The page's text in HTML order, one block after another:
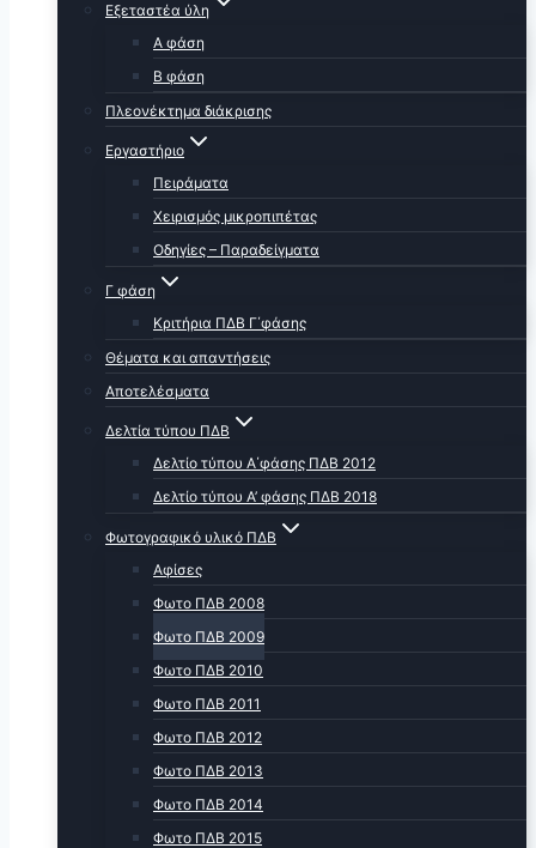
Εξεταστέα ύλη
Α φάση
Β φάση
Πλεονέκτημα διάκρισης
Εργαστήριο
Πειράματα
Χειρισμός μικροπιπέτας
Οδηγίες – Παραδείγματα
Γ φάση
Κριτήρια ΠΔΒ Γ΄φάσης
Θέματα και απαντήσεις
Αποτελέσματα
Δελτία τύπου ΠΔΒ
Δελτίο τύπου Α΄φάσης ΠΔΒ 2012
Δελτίο τύπου Α’ φάσης ΠΔΒ 2018
Φωτογραφικό υλικό ΠΔΒ
Αφίσες
Φωτο ΠΔΒ 2008
Φωτο ΠΔΒ 2009
Φωτο ΠΔΒ 2010
Φωτο ΠΔΒ 2011
Φωτο ΠΔΒ 2012
Φωτο ΠΔΒ 2013
Φωτο ΠΔΒ 2014
Φωτο ΠΔΒ 2015